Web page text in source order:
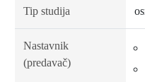
Tip studija
Nastavnik
(predavač)